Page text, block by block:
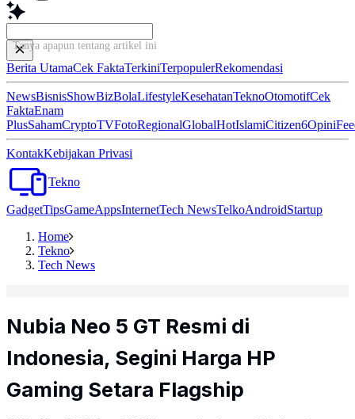
Tanya apapun tentang artik
Berita UtamaCek FaktaTerkiniTerpopulerRekomendasi
NewsBisnisShowBizBolaLifestyleKesehatanTeknoOtomotifCek
FaktaEnam
PlusSahamCryptoTVFotoRegionalGlobalHotIslamiCitizen6Opini
KontakKebijakan Privasi
Tekno
GadgetTipsGameAppsInternetTech NewsTelkoAndroidStartup
Home
Tekno
Tech News
Nubia Neo 5 GT Resmi di
Indonesia, Segini Harga HP
Gaming Setara Flagship